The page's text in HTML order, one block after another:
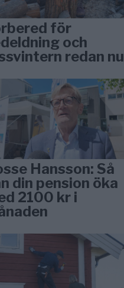
för
och
redan nu
Hansson: Så
din pension öka
2100 kr i